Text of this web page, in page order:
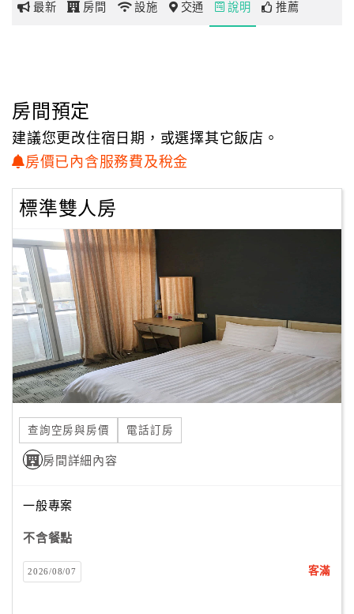
顧
服
務
顧
客
滿
意
度
訂
單
管
理
員
戶
最新 房間 設施 交通 說明 推薦
房間預定
建議您更改住宿日期，或選擇其它飯店。
房價已內含服務費及稅金
標準雙人房
查詢空房與房價 電話訂房
房間詳細內容
一般專案
不含餐點
2026/08/07 客滿